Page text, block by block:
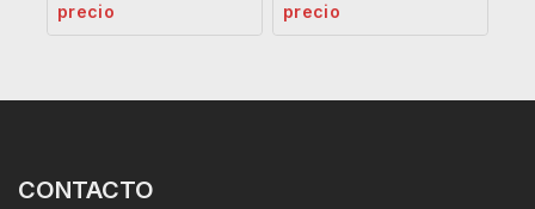
precio
precio
CONTACTO